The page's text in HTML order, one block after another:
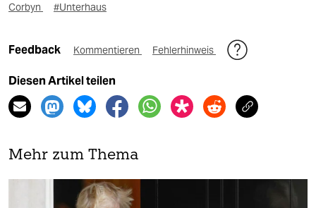
Corbyn
#Unterhaus
Feedback Kommentieren Fehlerhinweis
Diesen Artikel teilen
Mehr zum Thema